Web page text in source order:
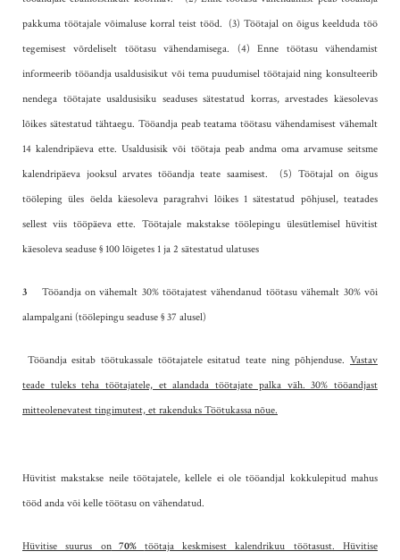
pakkuma töötajale võimaluse korral teist tööd. (3) Töötajal on õigus keelduda töö
tegemisest võrdeliselt töötasu vähendamisega.
(4) Enne töötasu vähendamist
informeerib tööandja usaldusisikut või tema puudumisel töötajaid ning konsulteerib
nendega töötajate usaldusisiku seaduses sätestatud korras, arvestades käesolevas
lõikes sätestatud tähtaegu. Tööandja peab teatama töötasu vähendamisest vähemalt
14 kalendripäeva ette. Usaldusisik või töötaja peab andma oma arvamuse seitsme
kalendripäeva jooksul arvates tööandja teate saamisest.
(5) Töötajal on õigus
tööleping üles öelda käesoleva paragrahvi lõikes 1 sätestatud põhjusel, teatades
sellest viis tööpäeva ette. Töötajale makstakse töölepingu ülesütlemisel hüvitist
käesoleva seaduse § 100 lõigetes 1 ja 2 sätestatud ulatuses
3
Tööandja on vähemalt 30% töötajatest vähendanud töötasu vähemalt 30% või
alampalgani (töölepingu seaduse § 37 alusel)
Tööandja esitab töötukassale töötajatele esitatud teate ning põhjenduse. Vastav
teade tuleks teha töötajatele, et alandada töötajate palka väh. 30% tööandjast
mitteolenevatest tingimutest, et rakenduks Töötukassa nõue.
Hüvitist makstakse neile töötajatele, kellele ei ole tööandjal kokkulepitud mahus
tööd anda või kelle töötasu on vähendatud.
Hüvitise suurus on70% töötaja keskmisest kalendrikuu töötasust. Hüvitise